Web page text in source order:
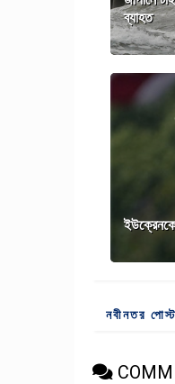
ব্যাহত
ইউক্রেনকে
নবীনতর পোস্ট